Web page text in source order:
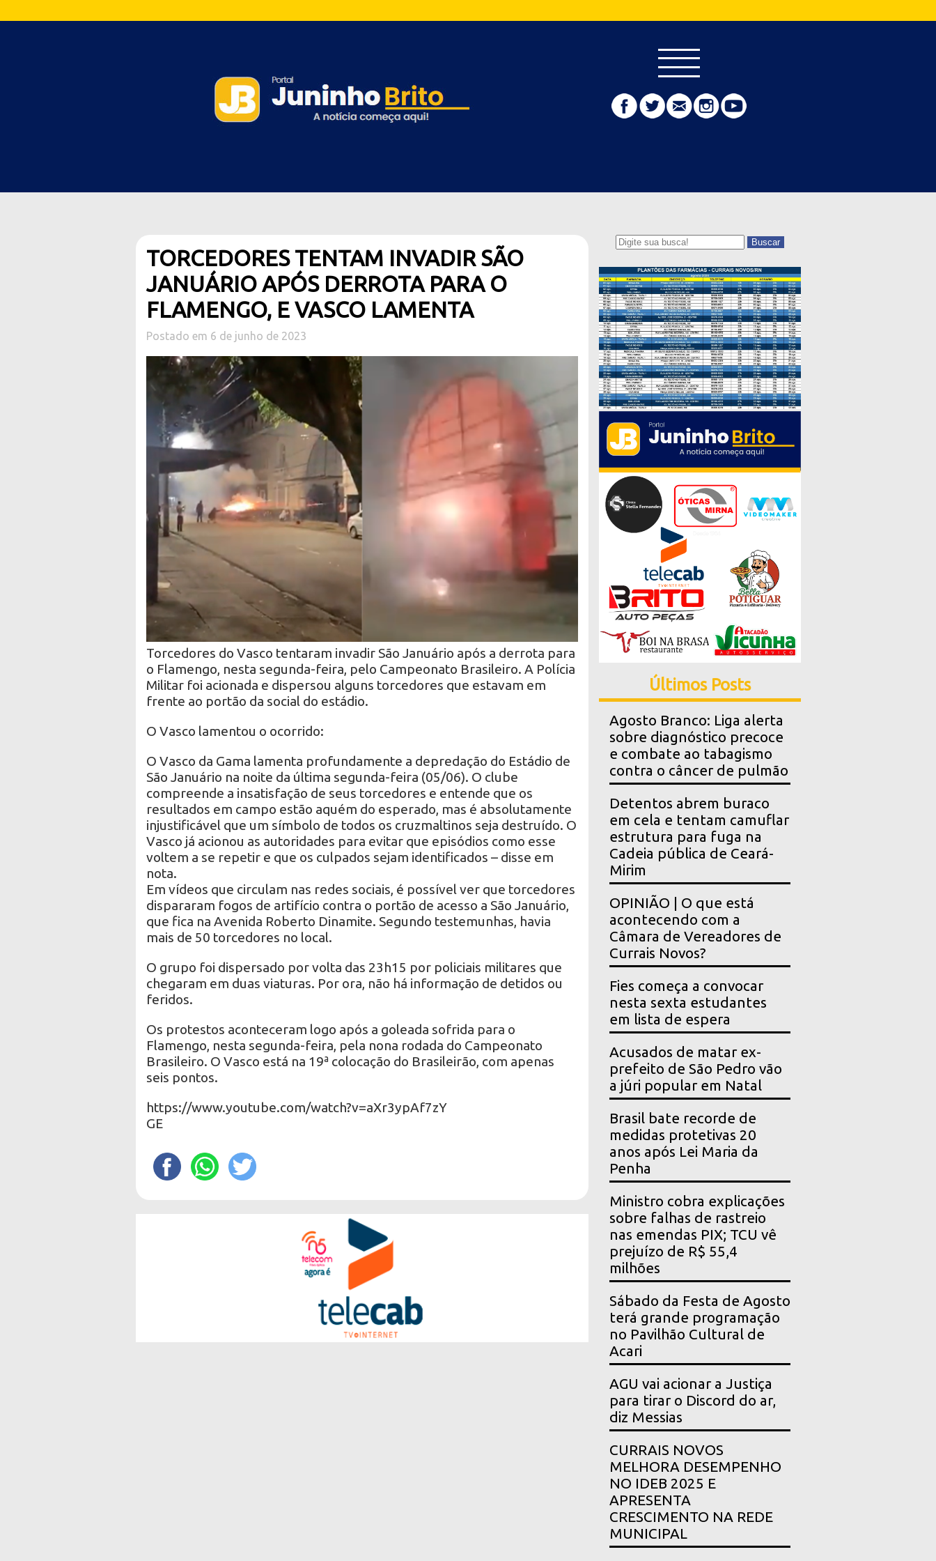
TORCEDORES TENTAM INVADIR SÃO
JANUÁRIO APÓS DERROTA PARA O
FLAMENGO, E VASCO LAMENTA
Postado em 6 de junho de 2023
Torcedores do Vasco tentaram invadir São Januário após a derrota para
o Flamengo, nesta segunda-feira, pelo Campeonato Brasileiro. A Polícia
Militar foi acionada e dispersou alguns torcedores que estavam em
frente ao portão da social do estádio.
O Vasco lamentou o ocorrido:
O Vasco da Gama lamenta profundamente a depredação do Estádio de
São Januário na noite da última segunda-feira (05/06). O clube
compreende a insatisfação de seus torcedores e entende que os
resultados em campo estão aquém do esperado, mas é absolutamente
injustificável que um símbolo de todos os cruzmaltinos seja destruído. O
Vasco já acionou as autoridades para evitar que episódios como esse
voltem a se repetir e que os culpados sejam identificados – disse em
nota.
Em vídeos que circulam nas redes sociais, é possível ver que torcedores
dispararam fogos de artifício contra o portão de acesso a São Januário,
que fica na Avenida Roberto Dinamite. Segundo testemunhas, havia
mais de 50 torcedores no local.
O grupo foi dispersado por volta das 23h15 por policiais militares que
chegaram em duas viaturas. Por ora, não há informação de detidos ou
feridos.
Os protestos aconteceram logo após a goleada sofrida para o
Flamengo, nesta segunda-feira, pela nona rodada do Campeonato
Brasileiro. O Vasco está na 19ª colocação do Brasileirão, com apenas
seis pontos.
https://www.youtube.com/watch?v=aXr3ypAf7zY
GE
Buscar
Últimos Posts
Agosto Branco: Liga alerta
sobre diagnóstico precoce
e combate ao tabagismo
contra o câncer de pulmão
Detentos abrem buraco
em cela e tentam camuflar
estrutura para fuga na
Cadeia pública de Ceará-
Mirim
OPINIÃO | O que está
acontecendo com a
Câmara de Vereadores de
Currais Novos?
Fies começa a convocar
nesta sexta estudantes
em lista de espera
Acusados de matar ex-
prefeito de São Pedro vão
a júri popular em Natal
Brasil bate recorde de
medidas protetivas 20
anos após Lei Maria da
Penha
Ministro cobra explicações
sobre falhas de rastreio
nas emendas PIX; TCU vê
prejuízo de R$ 55,4
milhões
Sábado da Festa de Agosto
terá grande programação
no Pavilhão Cultural de
Acari
AGU vai acionar a Justiça
para tirar o Discord do ar,
diz Messias
CURRAIS NOVOS
MELHORA DESEMPENHO
NO IDEB 2025 E
APRESENTA
CRESCIMENTO NA REDE
MUNICIPAL